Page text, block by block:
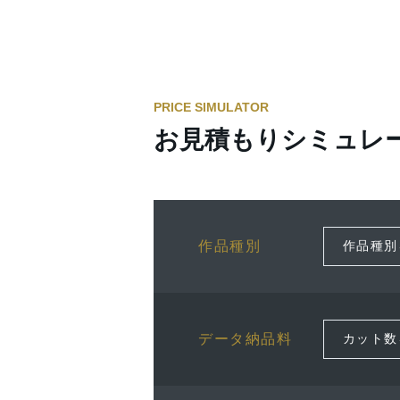
PRICE SIMULATOR
お見積もりシミュレ
作品種別
データ納品料